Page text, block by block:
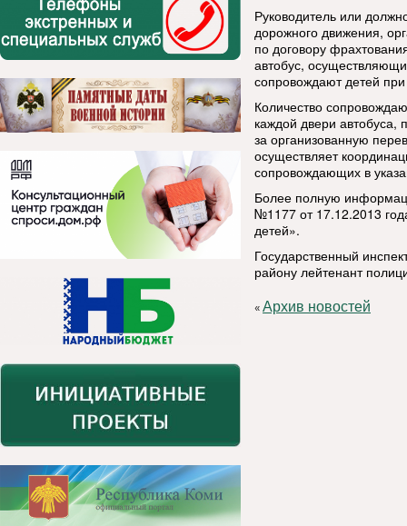
Руководитель или
дорожного движения,
по договору
автобус,
сопровождают детей
Количество
каждой двери автобуса,
за организованную
осуществляет
сопровождающих в
Более полную
№1177 от 17.12.2013
детей».
Государственный
району лейтенант
«Архив новостей